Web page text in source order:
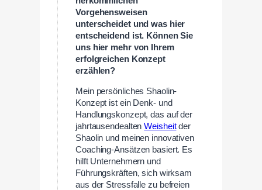
Vorgehensweisen
unterscheidet und was hier
entscheidend ist. Können Sie
uns hier mehr von Ihrem
erfolgreichen Konzept
erzählen?
Mein persönliches Shaolin-
Konzept ist ein Denk- und
Handlungskonzept, das auf der
jahrtausendealtenWeisheitder
Shaolin und meinen innovativen
Coaching-Ansätzen basiert. Es
hilft Unternehmern und
Führungskräften, sich wirksam
aus der Stressfalle zu befreien